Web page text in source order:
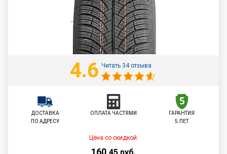
4.6 Читать 34 отзыва
ДОСТАВКА
ПО АДРЕСУ
ОПЛАТА ЧАСТЯМИ
ГАРАНТИЯ
5 ЛЕТ
Цена со скидкой:
160,